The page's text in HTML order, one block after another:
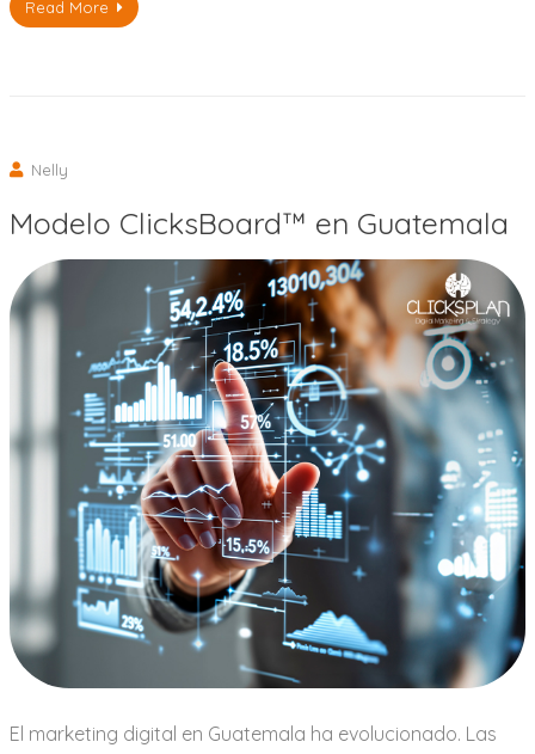
Read More
Nelly
Modelo ClicksBoard™ en Guatemala
El marketing digital en Guatemala ha evolucionado. Las